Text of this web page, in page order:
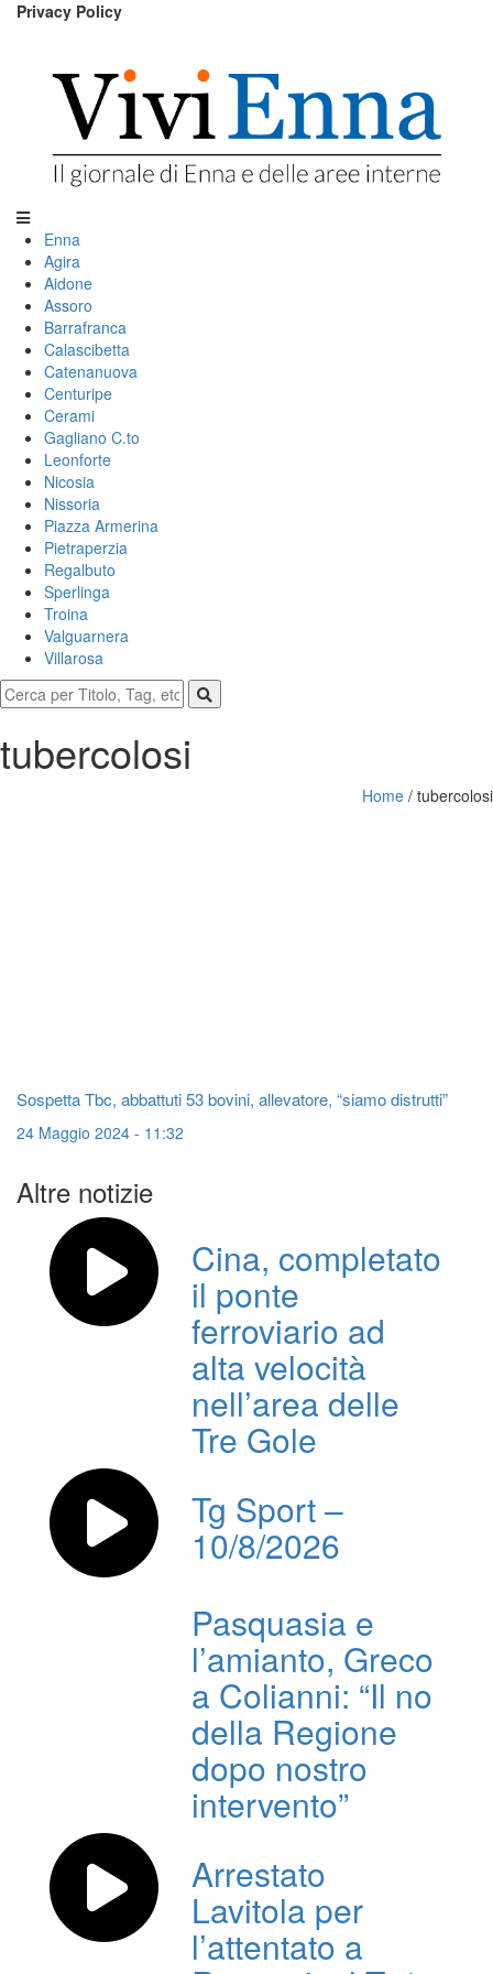
Privacy Policy
Enna
Agira
Aidone
Assoro
Barrafranca
Calascibetta
Catenanuova
Centuripe
Cerami
Gagliano C.to
Leonforte
Nicosia
Nissoria
Piazza Armerina
Pietraperzia
Regalbuto
Sperlinga
Troina
Valguarnera
Villarosa
tubercolosi
Home / tubercolosi
Sospetta Tbc, abbattuti 53 bovini, allevatore, “siamo distrutti”
24 Maggio 2024 - 11:32
Altre notizie
Cina, completato
il ponte
ferroviario ad
alta velocità
nell’area delle
Tre Gole
Tg Sport –
10/8/2026
Pasquasia e
l’amianto, Greco
a Colianni: “Il no
della Regione
dopo nostro
intervento”
Arrestato
Lavitola per
l’attentato a